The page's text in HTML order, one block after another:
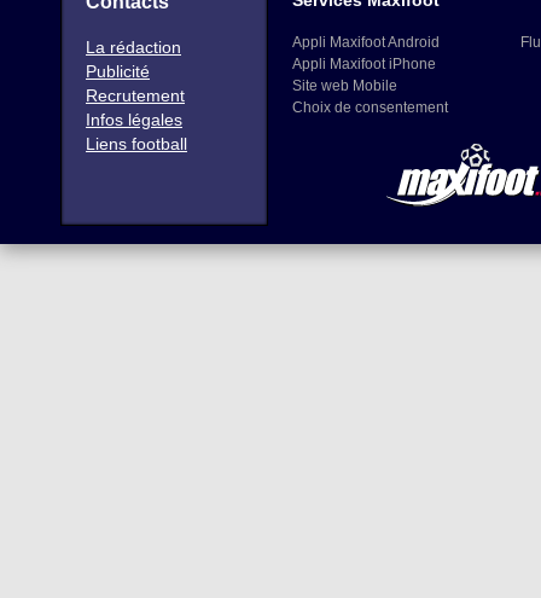
La rédaction
Publicité
Recrutement
Infos légales
Liens football
Appli Maxifoot Android
Appli Maxifoot iPhone
Site web Mobile
Choix de consentement